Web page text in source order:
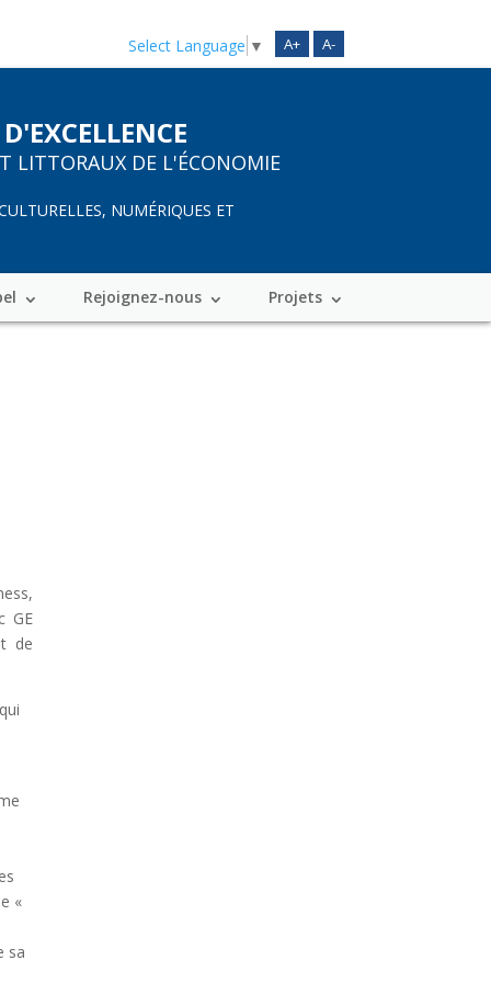
A+ A-
Select Language ▼
LITTORAUX DE L'ÉCONOMIE
NUMÉRIQUES ET
Rejoignez-nous Projets
GE
de
«
sa